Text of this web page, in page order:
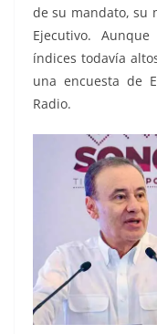
de su mandato, su
Ejecutivo.
índices todavía
una encuesta de
Radio.